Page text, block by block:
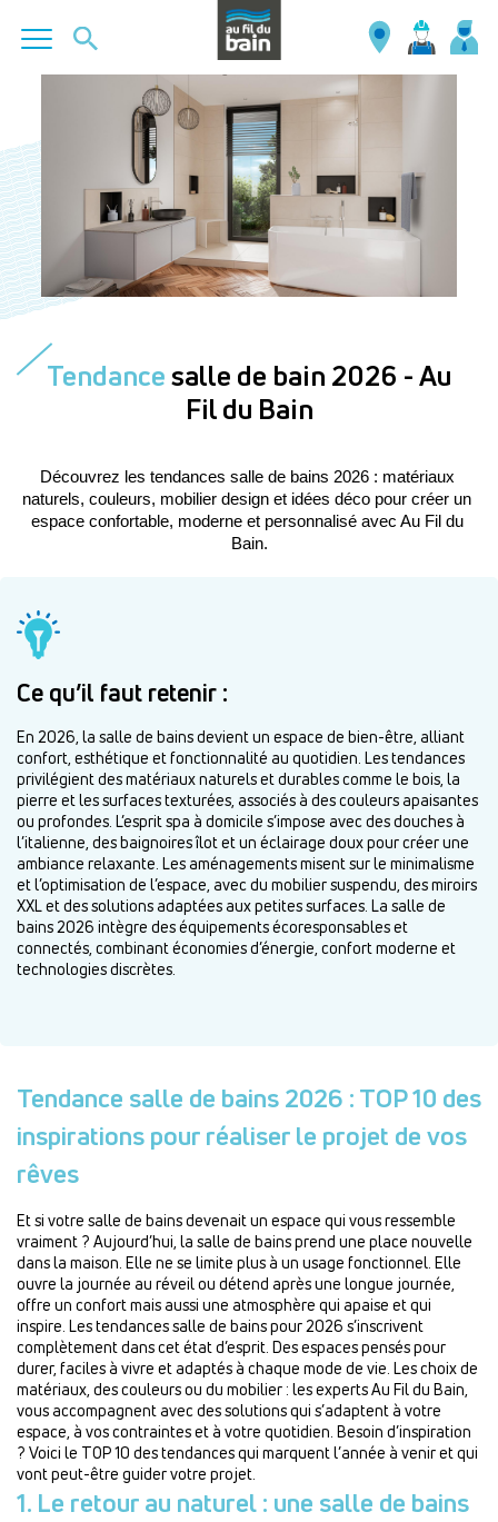
contenu
principal
Tendancesalle de bain 2026 - Au
Fil du Bain
Découvrez les tendances salle de bains 2026 : matériaux
naturels, couleurs, mobilier design et idées déco pour créer un
espace confortable, moderne et personnalisé avec Au Fil du
Bain.
Ce qu’il faut retenir :
En 2026, la salle de bains devient un espace de bien-être, alliant
confort, esthétique et fonctionnalité au quotidien. Les tendances
privilégient des matériaux naturels et durables comme le bois, la
pierre et les surfaces texturées, associés à des couleurs apaisantes
ou profondes. L’esprit spa à domicile s’impose avec des douches à
l’italienne, des baignoires îlot et un éclairage doux pour créer une
ambiance relaxante. Les aménagements misent sur le minimalisme
et l’optimisation de l’espace, avec du mobilier suspendu, des miroirs
XXL et des solutions adaptées aux petites surfaces. La salle de
bains 2026 intègre des équipements écoresponsables et
connectés, combinant économies d’énergie, confort moderne et
technologies discrètes.
Tendance salle de bains 2026 : TOP 10 des
inspirations pour réaliser le projet de vos
rêves
Et si votre salle de bains devenait un espace qui vous ressemble
vraiment ? Aujourd’hui, la salle de bains prend une place nouvelle
dans la maison. Elle ne se limite plus à un usage fonctionnel. Elle
ouvre la journée au réveil ou détend après une longue journée,
offre un confort mais aussi une atmosphère qui apaise et qui
inspire. Les tendances salle de bains pour 2026 s’inscrivent
complètement dans cet état d’esprit. Des espaces pensés pour
durer, faciles à vivre et adaptés à chaque mode de vie. Les choix de
matériaux, des couleurs ou du mobilier : les experts Au Fil du Bain,
vous accompagnent avec des solutions qui s’adaptent à votre
espace, à vos contraintes et à votre quotidien. Besoin d’inspiration
? Voici le TOP 10 des tendances qui marquent l’année à venir et qui
vont peut-être guider votre projet.
1. Le retour au naturel : une salle de bains